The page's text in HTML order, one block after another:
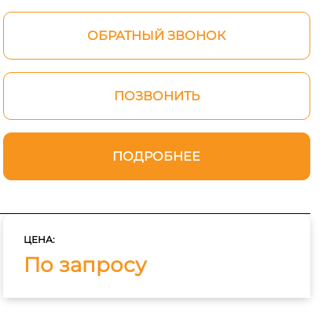
ОБРАТНЫЙ ЗВОНОК
ПОЗВОНИТЬ
ПОДРОБНЕЕ
ЦЕНА:
По запросу